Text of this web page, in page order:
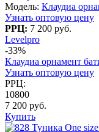
Модель: Клаудиа
Узнать оптовую цену
РРЦ: 7 200 руб.
Levelpro
-33%
Клаудиа орнамент
Узнать оптовую цену
РРЦ:
10800
7 200 руб.
Купить